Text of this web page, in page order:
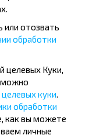
Елена
Ехала с Минск транс
приехала назад до
сегодня ,рейс на 6
Бреста,так повезло
же шофера ,Виктор и
напарник, очень
поездкой ,такие
культурные
водители,приболела
отозвать
обработки
целевых Куки,
можно
куки.
обработки
как вы можете
личные